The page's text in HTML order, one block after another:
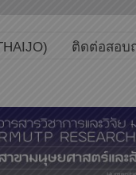
ติดต่อสอบ